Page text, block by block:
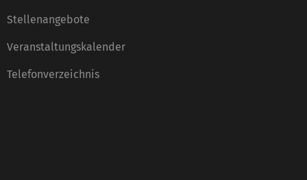
Stellenangebote
Veranstaltungskalender
Telefonverzeichnis